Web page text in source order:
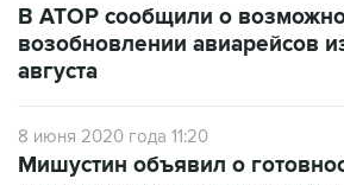
августа
8 июня 2020 года 11:20
постепенному открытию
сезона